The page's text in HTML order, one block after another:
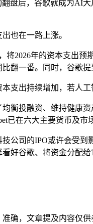
盘后，谷歌就成为AI
也在一路上涨。
将2026年的资本支出预
翻一番。同时，谷歌提
支出持续增加，若人
衡投融资、维持健康
已在六大主要货币及市
公司的IPO或许会受到
好谷歌、将资金分配
确，文章提及内容仅